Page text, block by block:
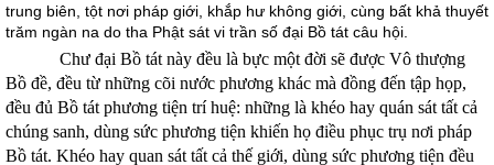
trung biên, tột nơi pháp giới, khắp hư không giới, cùng bất khả thuyết
trăm ngàn na do tha Phật sát vi trần số đại Bồ tát câu hội.
Chư đại Bồ tát này đều là bực một đời sẽ được Vô thượng
Bồ đề, đều từ những cõi nước phương khác mà đồng đến tập họp,
đều đủ Bồ tát phương tiện trí huệ: những là khéo hay quán sát tất cả
chúng sanh, dùng sức phương tiện khiến họ điều phục trụ nơi pháp
Bồ tát. Khéo hay quan sát tất cả thế giới, dùng sức phương tiện đều